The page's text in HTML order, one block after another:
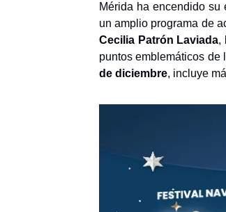
Mérida ha encendido su
un amplio programa de
Cecilia Patrón Laviada,
puntos emblemáticos de
de diciembre, incluye